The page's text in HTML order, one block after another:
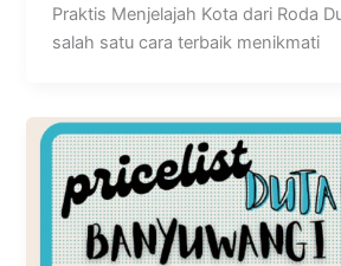
Praktis Menjelajah Kota dari Roda
salah satu cara terbaik menikmati